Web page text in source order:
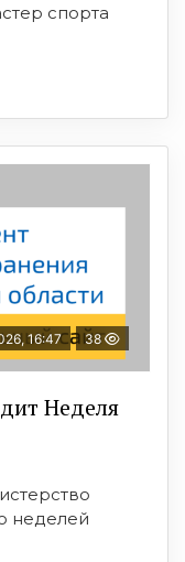
спорта
16:47 38
Неделя
неделей